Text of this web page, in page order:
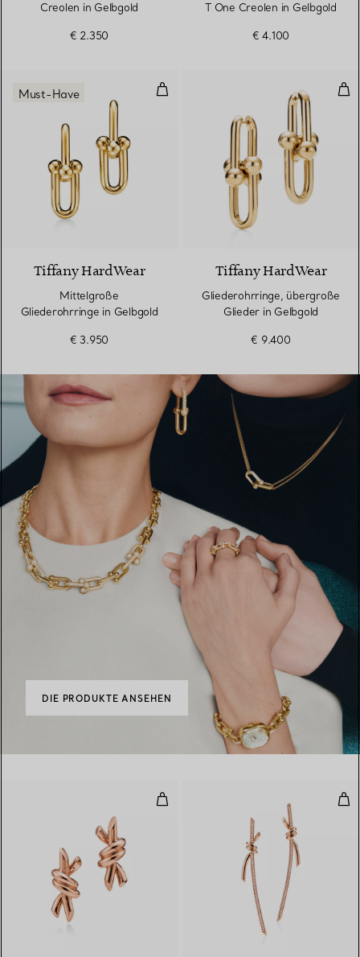
Creolen in Gelbgold
€ 2.350
T One Creolen in Gelbgold
€ 4.100
Mittelgroße Gliederohrringe in
2 Materialien
Must-Have
Tiffany HardWear
Mittelgroße
Gliederohrringe in Gelbgold
€ 3.950
Tiffany HardWear
Gliederohrringe, übergroße
Glieder in Gelbgold
€ 9.400
DIE PRODUKTE ANSEHEN
Kleine Ohrringe in Roségold
2 Materialien